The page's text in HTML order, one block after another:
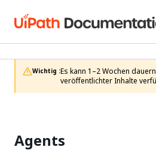
Wichtig :Es kann 1–2 Wochen
veröffentlichter Inhalte
Agents